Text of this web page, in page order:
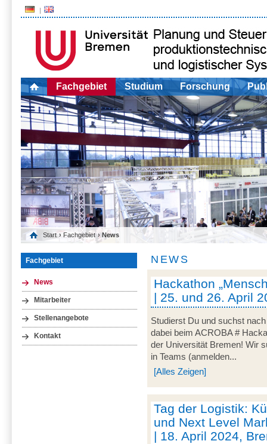
Fachgebiet Studium Forschung
Start › Fachgebiet › News
Fachgebiet
News
Mitarbeiter
Stellenangebote
Kontakt
NEWS
Hackathon
| 25. und 26. April
Studierst Du und suchst
dabei beim ACROBA #
der Universität Bremen! Wir
in Teams (anmelden...
[Alles Zeigen]
Tag der Logistik:
und Next Level
| 18. April 2024,